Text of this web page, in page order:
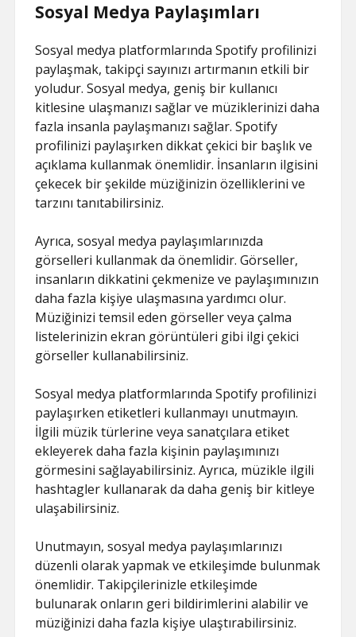
Sosyal Medya Paylaşımları
Sosyal medya platformlarında Spotify profilinizi
paylaşmak, takipçi sayınızı artırmanın etkili bir
yoludur. Sosyal medya, geniş bir kullanıcı
kitlesine ulaşmanızı sağlar ve müziklerinizi daha
fazla insanla paylaşmanızı sağlar. Spotify
profilinizi paylaşırken dikkat çekici bir başlık ve
açıklama kullanmak önemlidir. İnsanların ilgisini
çekecek bir şekilde müziğinizin özelliklerini ve
tarzını tanıtabilirsiniz.
Ayrıca, sosyal medya paylaşımlarınızda
görselleri kullanmak da önemlidir. Görseller,
insanların dikkatini çekmenize ve paylaşımınızın
daha fazla kişiye ulaşmasına yardımcı olur.
Müziğinizi temsil eden görseller veya çalma
listelerinizin ekran görüntüleri gibi ilgi çekici
görseller kullanabilirsiniz.
Sosyal medya platformlarında Spotify profilinizi
paylaşırken etiketleri kullanmayı unutmayın.
İlgili müzik türlerine veya sanatçılara etiket
ekleyerek daha fazla kişinin paylaşımınızı
görmesini sağlayabilirsiniz. Ayrıca, müzikle ilgili
hashtagler kullanarak da daha geniş bir kitleye
ulaşabilirsiniz.
Unutmayın, sosyal medya paylaşımlarınızı
düzenli olarak yapmak ve etkileşimde bulunmak
önemlidir. Takipçilerinizle etkileşimde
bulunarak onların geri bildirimlerini alabilir ve
müziğinizi daha fazla kişiye ulaştırabilirsiniz.